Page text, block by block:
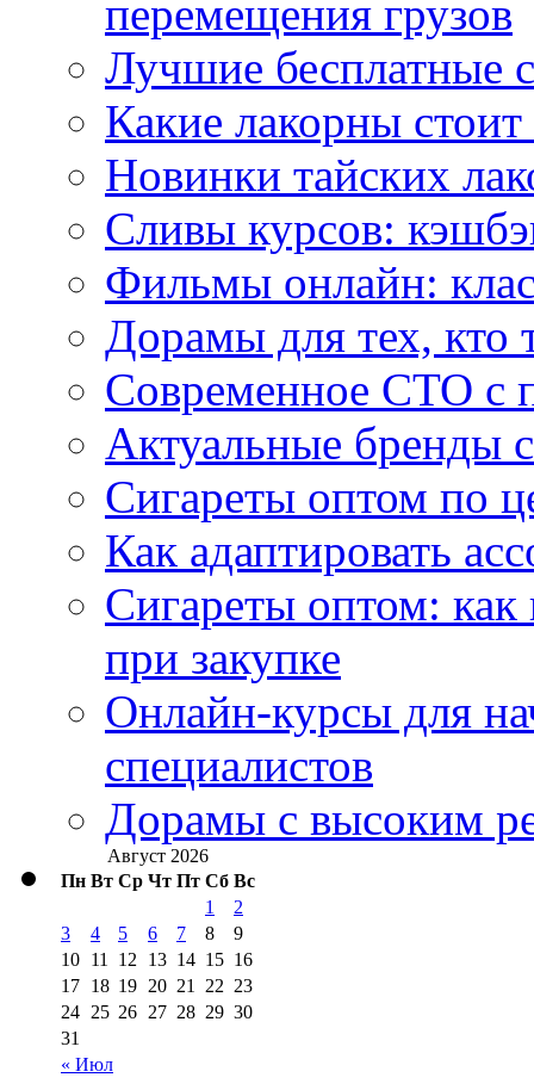
перемещения грузов
Лучшие бесплатные
Какие лакорны стоит
Новинки тайских
Сливы курсов:
Фильмы онлайн:
Дорамы для тех, кто
Современное СТО с
Актуальные бренды
Сигареты оптом по
Как адаптировать
Сигареты оптом:
при закупке
Онлайн-курсы для
специалистов
Дорамы с высоким
Август 2026
Пн Вт Ср Чт Пт Сб Вс
« Июл
1
2
3
4 5 6 7 8
9
10 11 12 13 14 15 16
17 18 19 20 21 22 23
24 25 26 27 28 29 30
31